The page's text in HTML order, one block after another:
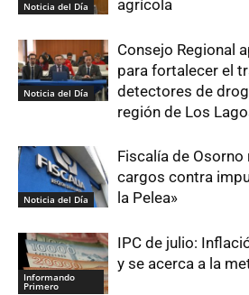
Noticia del Día
agrícola
Noticia del Día
Consejo Regional
para fortalecer el
detectores de
región de Los
Noticia del Día
Fiscalía de
cargos contra
la Pelea»
Informando
Primero
IPC de julio:
y se acerca a la